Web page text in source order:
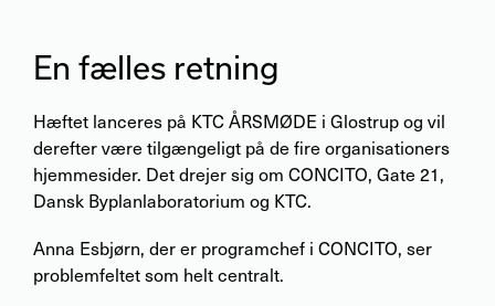
En fælles retning
Hæftet lanceres på KTC ÅRSMØDE i Glostrup og vil
derefter være tilgængeligt på de fire organisationers
hjemmesider. Det drejer sig om CONCITO, Gate 21,
Dansk Byplanlaboratorium og KTC.
Anna Esbjørn, der er programchef i CONCITO, ser
problemfeltet som helt centralt.